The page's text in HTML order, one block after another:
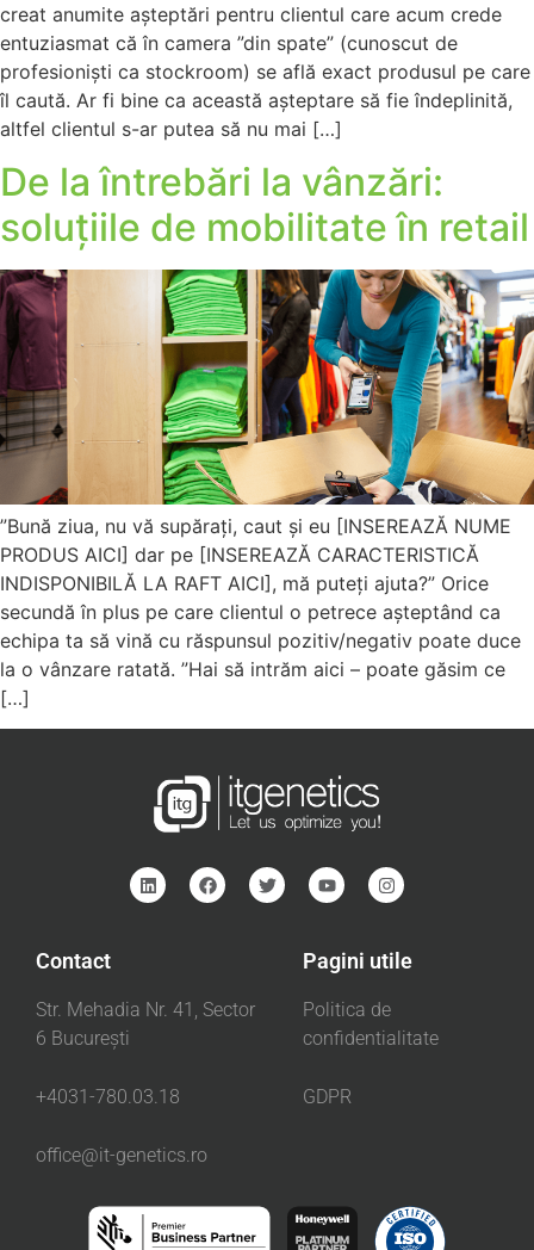
creat anumite așteptări pentru clientul care acum crede
entuziasmat că în camera ”din spate” (cunoscut de
profesioniști ca stockroom) se află exact produsul pe care
îl caută. Ar fi bine ca această așteptare să fie îndeplinită,
altfel clientul s-ar putea să nu mai […]
De la întrebări la vânzări:
soluțiile de mobilitate în retail
”Bună ziua, nu vă supărați, caut și eu [INSEREAZĂ NUME
PRODUS AICI] dar pe [INSEREAZĂ CARACTERISTICĂ
INDISPONIBILĂ LA RAFT AICI], mă puteți ajuta?” Orice
secundă în plus pe care clientul o petrece așteptând ca
echipa ta să vină cu răspunsul pozitiv/negativ poate duce
la o vânzare ratată. ”Hai să intrăm aici – poate găsim ce
[…]
Contact
Str. Mehadia Nr. 41, Sector
6 București
+4031-780.03.18
office@it-genetics.ro
Pagini utile
Politica de
confidentialitate
GDPR